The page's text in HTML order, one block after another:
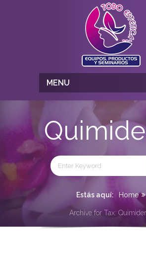
MENU
Estás aquí: Home
Archive for Tax: